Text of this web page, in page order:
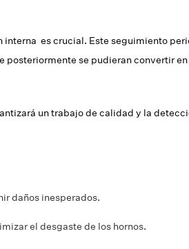
interna es crucial. Este seguimiento
se pudieran convertir
un trabajo de calidad y la
daños inesperados.
el desgaste de los hornos.